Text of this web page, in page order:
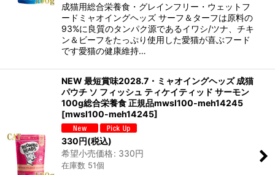
成猫用総合栄養食・グレインフリー・ウェットフ
ードミャオイングヘッズ サーフ＆ターフは原料の
93%に良質のタンパク源であるイワシ/ツナ、チキ
ン＆ビーフをたっぷり使用した愛猫が喜ぶフード
です愛猫の健康維持…
NEW 最短賞味2028.7・ミャオイングヘッズ 成猫
パウチ ソ フィッシュ ティケイティッド サーモン
100g総合栄養食 正規品mwsl100-meh14245
[mwsl100-meh14245]
330円(税込)
希望小売価格: 330円
在庫数 51個